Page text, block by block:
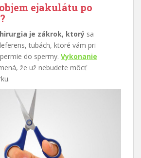
ejakulátu po
je zákrok, ktorý sa
tubách, ktoré vám pri
do spermy. Vykonanie
že už nebudete môcť